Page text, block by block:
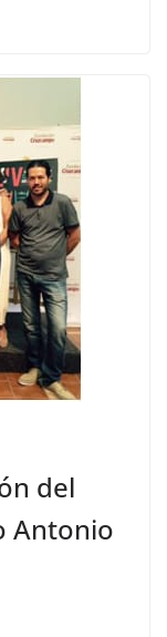
del
Antonio